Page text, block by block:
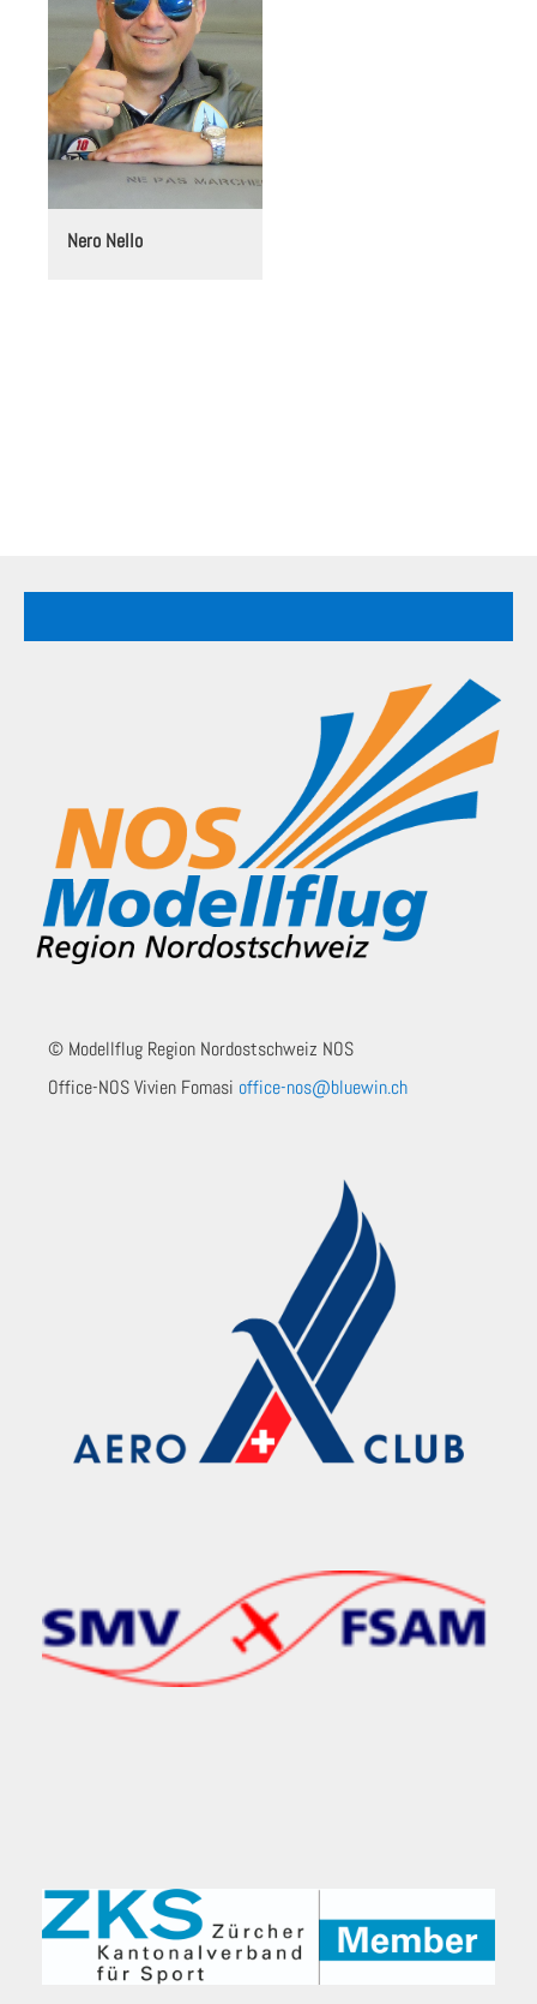
Nero Nello
© Modellflug Region Nordostschweiz NOS
Office-NOS Vivien Fomasi office-nos@bluewin.ch